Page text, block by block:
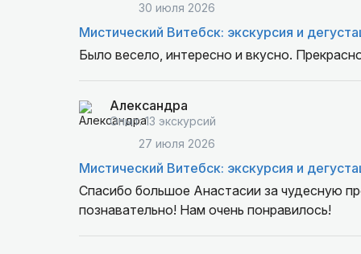
30 июля 2026
Мистический Витебск: экскурсия и
Было весело, интересно и вкусно.
Александра
Опыт: 13 экскурсий
27 июля 2026
Мистический Витебск: экскурсия и
Спасибо большое Анастасии за чудесную
познавательно! Нам очень понравилось!